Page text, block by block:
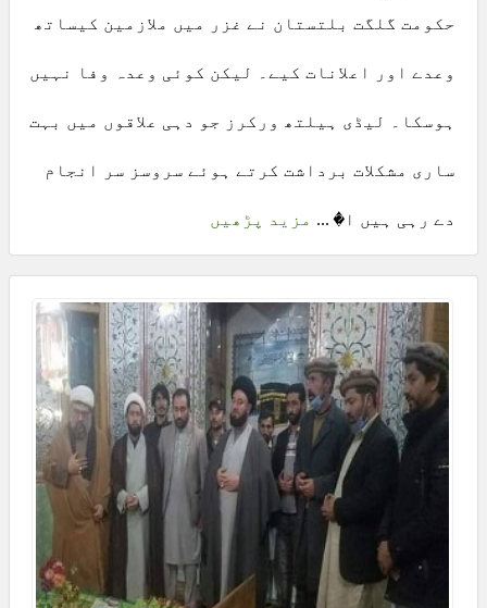
حکومت گلگت بلتستان نے غزر میں ملازمین کیساتھ
وعدے اور اعلانات کیے۔ لیکن کوئی وعدہ وفا نہیں
ہوسکا۔ لیڈی ہیلتھ ورکرز جو دہی علاقوں میں بہت
ساری مشکلات برداشت کرتے ہوئے سروسز سر انجام
دے رہی ہیں ا� ... مزید پڑھیں